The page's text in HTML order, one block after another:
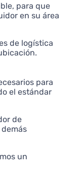
para que
en su área
de logística
para
el estándar
de
un